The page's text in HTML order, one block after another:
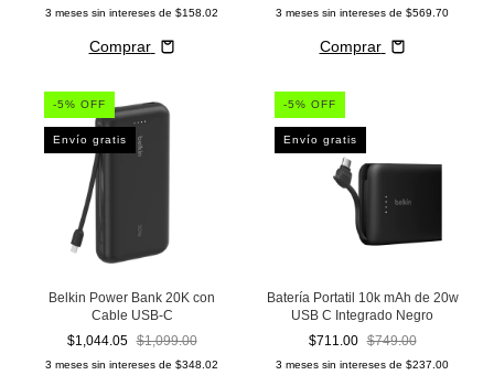
3 meses sin intereses de $158.02
Comprar
3 meses sin intereses de $569.70
Comprar
-5% OFF
Envío gratis
Belkin Power Bank 20K con
Cable USB-C
$1,044.05 $1,099.00
3 meses sin intereses de $348.02
-5% OFF
Envío gratis
Batería Portatil 10k mAh de 20w
USB C Integrado Negro
$711.00 $749.00
3 meses sin intereses de $237.00